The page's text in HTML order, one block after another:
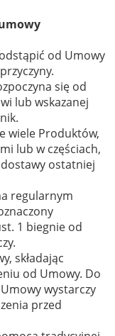
od Umowy
się od
lub wskazanej
wiele Produktów,
lub w częściach,
ostatniej
regularnym
1 biegnie od
składając
od Umowy. Do
wystarczy
przed